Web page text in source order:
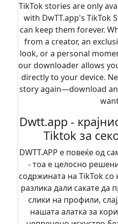
TikTok stories are only
with DwTT.app's TikTok
can keep them forever.
from a creator, an
look, or a personal
our downloader allows
directly to your device.
story again—download
Dwtt.app -
Tiktok за
DWTT.APP е повеќе од
- тоа е целосно
содржината на TikTok со
разлика дали сакате да
слики на профили,
нашата алатка за